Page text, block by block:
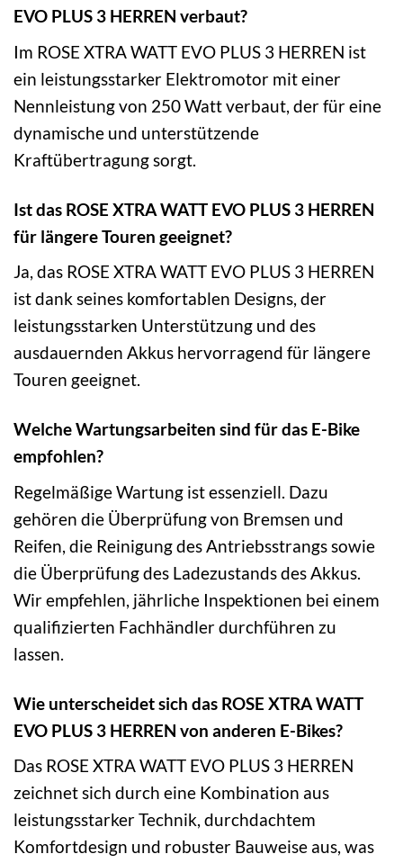
EVO PLUS 3 HERREN verbaut?
Im ROSE XTRA WATT EVO PLUS 3 HERREN ist
ein leistungsstarker Elektromotor mit einer
Nennleistung von 250 Watt verbaut, der für eine
dynamische und unterstützende
Kraftübertragung sorgt.
Ist das ROSE XTRA WATT EVO PLUS 3 HERREN
für längere Touren geeignet?
Ja, das ROSE XTRA WATT EVO PLUS 3 HERREN
ist dank seines komfortablen Designs, der
leistungsstarken Unterstützung und des
ausdauernden Akkus hervorragend für längere
Touren geeignet.
Welche Wartungsarbeiten sind für das E-Bike
empfohlen?
Regelmäßige Wartung ist essenziell. Dazu
gehören die Überprüfung von Bremsen und
Reifen, die Reinigung des Antriebsstrangs sowie
die Überprüfung des Ladezustands des Akkus.
Wir empfehlen, jährliche Inspektionen bei einem
qualifizierten Fachhändler durchführen zu
lassen.
Wie unterscheidet sich das ROSE XTRA WATT
EVO PLUS 3 HERREN von anderen E-Bikes?
Das ROSE XTRA WATT EVO PLUS 3 HERREN
zeichnet sich durch eine Kombination aus
leistungsstarker Technik, durchdachtem
Komfortdesign und robuster Bauweise aus, was